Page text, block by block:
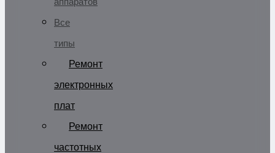
Все
типы
Ремонт
электронных
плат
Ремонт
частотных